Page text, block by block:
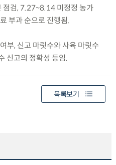
점검, 7.27~8.14 미정정 농가
부과 순으로 진행됨.
부, 신고 마릿수와 사육 마릿수
신고의 정확성 등임.
목록보기